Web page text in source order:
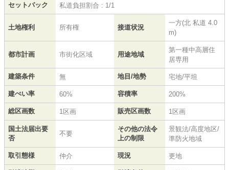
セットバック
私道負担割合 : 1/1
土地権利 所有権 接道状況
一方(北 私道 4.0
m)
都市計画 市街化区域 用途地域
第一種中高層住
居専用
建築条件 無 地目/地勢 宅地/平坦
建ぺい率 60% 容積率 200%
総区画数 1区画 販売区画数 1区画
国土法届出要
否
不要
その他の法令
上の制限
景観法/高度地区/
準防火地域
取引態様 仲介 現況 更地